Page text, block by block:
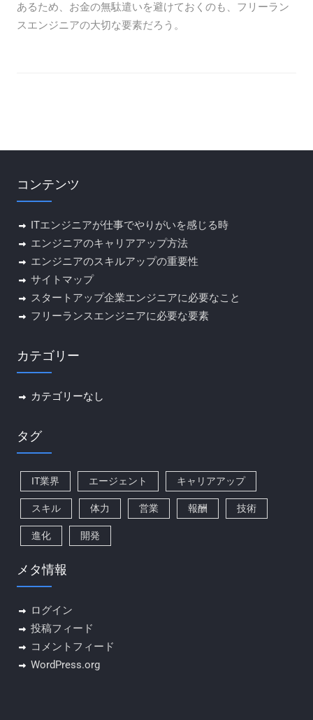
あるため、お金の無駄遣いを避けておくのも、フリーラン
スエンジニアの大切な要素だろう。
コンテンツ
ITエンジニアが仕事でやりがいを感じる時
エンジニアのキャリアアップ方法
エンジニアのスキルアップの重要性
サイトマップ
スタートアップ企業エンジニアに必要なこと
フリーランスエンジニアに必要な要素
カテゴリー
カテゴリーなし
タグ
IT業界 エージェント キャリアアップ
スキル 体力 営業 報酬 技術
進化 開発
メタ情報
ログイン
投稿フィード
コメントフィード
WordPress.org